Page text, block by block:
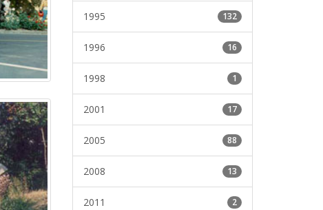
132
1995
16
1996
1
1998
17
2001
88
2005
13
2008
2
2011